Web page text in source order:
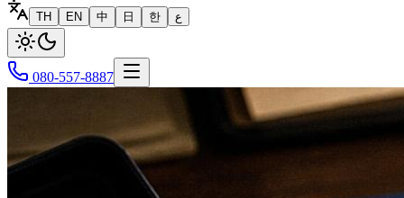
TH
EN 中 日 한 ع
080-557-8887